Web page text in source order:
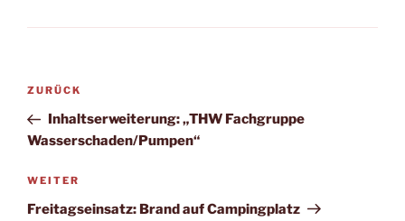
Beitragsnavigation
Vorheriger
Beitrag
ZURÜCK
Inhaltserweiterung: „THW Fachgruppe
Wasserschaden/Pumpen“
Nächster
Beitrag
WEITER
Freitagseinsatz: Brand auf Campingplatz